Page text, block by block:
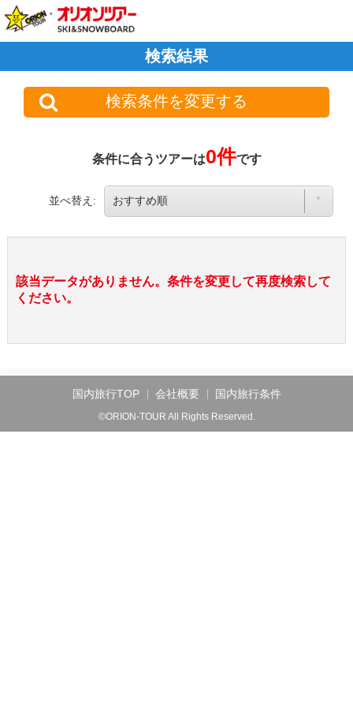
検索結果
検索条件を変更する
条件に合うツアーは0件です
並べ替え:
該当データがありません。条件を変更して再度検索して
ください。
国内旅行TOP 会社概要 国内旅行条件
©ORION-TOUR All Rights Reserved.